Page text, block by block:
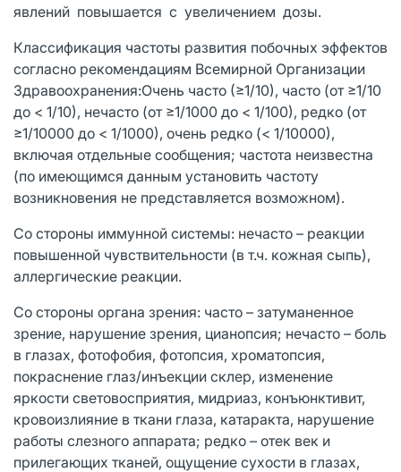
явлений повышается с увеличением дозы.
Классификация частоты развития побочных эффектов
согласно рекомендациям Всемирной Организации
Здравоохранения:Очень часто (≥1/10), часто (от ≥1/10
до < 1/10), нечасто (от ≥1/1000 до < 1/100), редко (от
≥1/10000 до < 1/1000), очень редко (< 1/10000),
включая отдельные сообщения; частота неизвестна
(по имеющимся данным установить частоту
возникновения не представляется возможном).
Со стороны иммунной системы: нечасто – реакции
повышенной чувствительности (в т.ч. кожная сыпь),
аллергические реакции.
Со стороны органа зрения: часто – затуманенное
зрение, нарушение зрения, цианопсия; нечасто – боль
в глазах, фотофобия, фотопсия, хроматопсия,
покраснение глаз/инъекции склер, изменение
яркости световосприятия, мидриаз, конъюнктивит,
кровоизлияние в ткани глаза, катаракта, нарушение
работы слезного аппарата; редко – отек век и
прилегающих тканей, ощущение сухости в глазах,